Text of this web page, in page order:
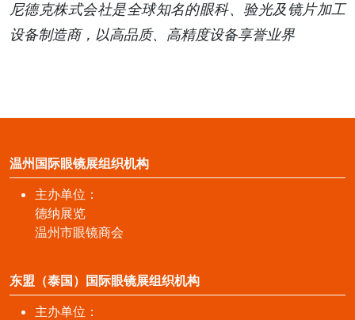
尼德克株式会社是全球知名的眼科、验光及镜片加工
设备制造商，以高品质、高精度设备享誉业界
温州国际眼镜展组织机构
主办单位：
德纳展览
温州市眼镜商会
东盟（泰国）国际眼镜展组织机构
主办单位：